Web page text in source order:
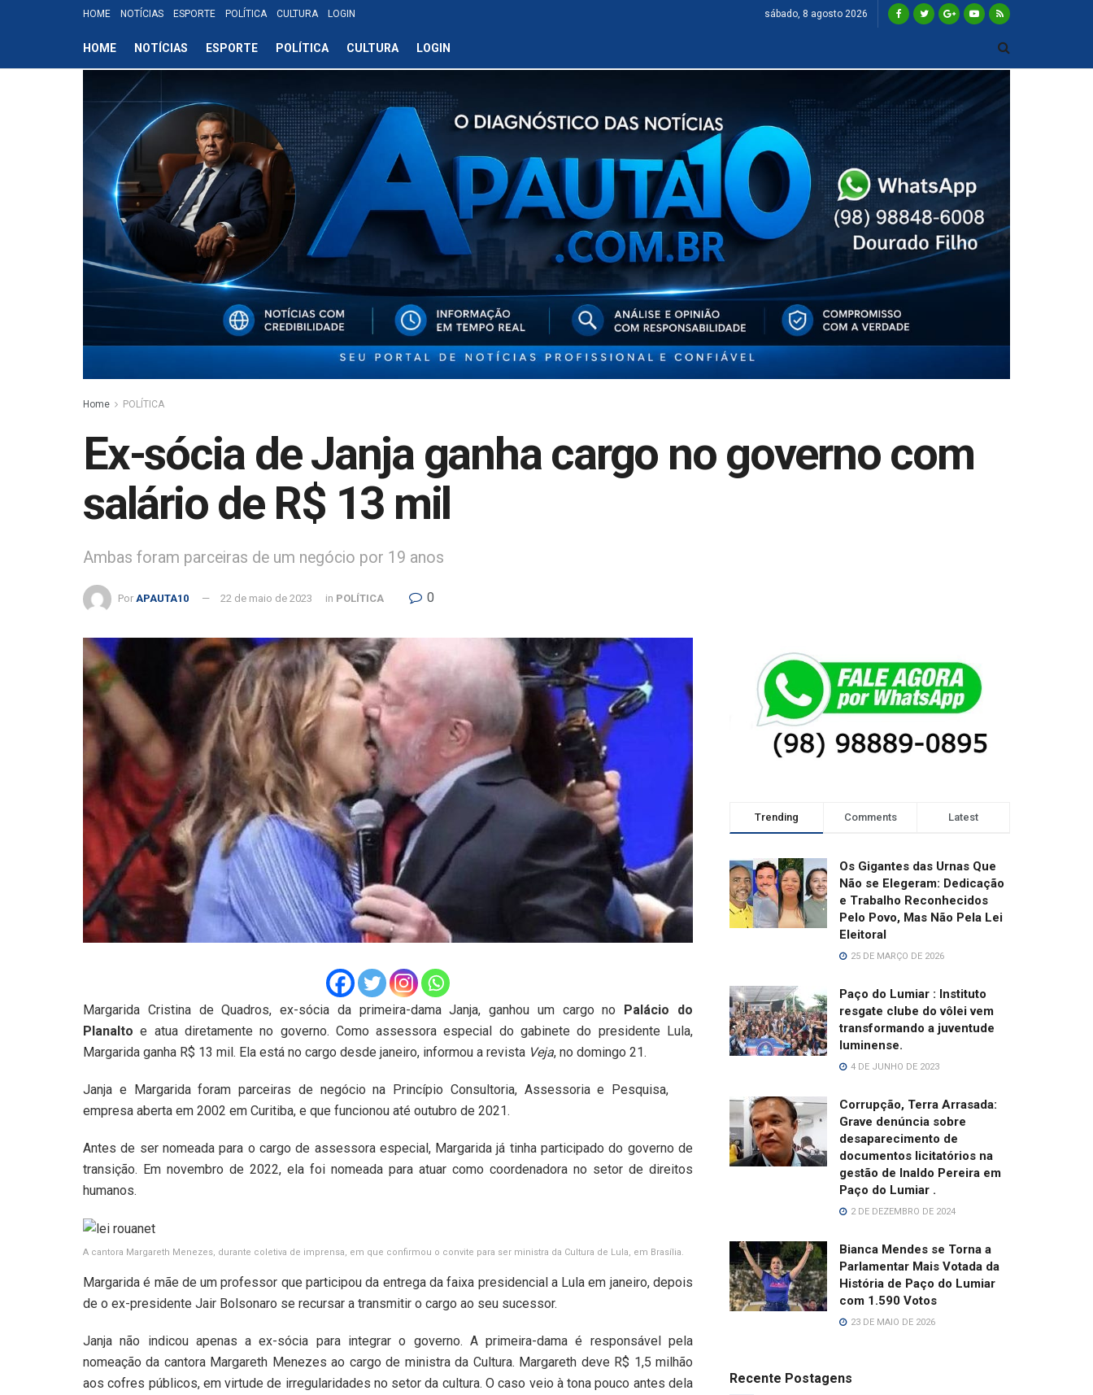
HOME NOTÍCIAS ESPORTE POLÍTICA CULTURA LOGIN sábado, 8 agosto 2026
HOME NOTÍCIAS ESPORTE POLÍTICA CULTURA LOGIN
Home POLÍTICA
Ex-sócia de Janja ganha cargo no governo com
salário de R$ 13 mil
Ambas foram parceiras de um negócio por 19 anos
Por APAUTA10 22 de maio de 2023 in POLÍTICA 0
Margarida Cristina de Quadros, ex-sócia da primeira-dama Janja, ganhou um cargo no Palácio do
Planalto e atua diretamente no governo. Como assessora especial do gabinete do presidente Lula,
Margarida ganha R$ 13 mil. Ela está no cargo desde janeiro, informou a revista Veja, no domingo 21.
Janja e Margarida foram parceiras de negócio na Princípio Consultoria, Assessoria e Pesquisa,
empresa aberta em 2002 em Curitiba, e que funcionou até outubro de 2021.
Antes de ser nomeada para o cargo de assessora especial, Margarida já tinha participado do governo de
transição. Em novembro de 2022, ela foi nomeada para atuar como coordenadora no setor de direitos
humanos.
A cantora Margareth Menezes, durante coletiva de imprensa, em que confirmou o convite para ser ministra da Cultura de Lula, em Brasília.
Margarida é mãe de um professor que participou da entrega da faixa presidencial a Lula em janeiro, depois
de o ex-presidente Jair Bolsonaro se recursar a transmitir o cargo ao seu sucessor.
Janja não indicou apenas a ex-sócia para integrar o governo. A primeira-dama é responsável pela
nomeação da cantora Margareth Menezes ao cargo de ministra da Cultura. Margareth deve R$ 1,5 milhão
aos cofres públicos, em virtude de irregularidades no setor da cultura. O caso veio à tona pouco antes dela
Trending Comments Latest
Os Gigantes das Urnas Que
Não se Elegeram: Dedicação
e Trabalho Reconhecidos
Pelo Povo, Mas Não Pela Lei
Eleitoral
25 DE MARÇO DE 2026
Paço do Lumiar : Instituto
resgate clube do vôlei vem
transformando a juventude
luminense.
4 DE JUNHO DE 2023
Corrupção, Terra Arrasada:
Grave denúncia sobre
desaparecimento de
documentos licitatórios na
gestão de Inaldo Pereira em
Paço do Lumiar .
2 DE DEZEMBRO DE 2024
Bianca Mendes se Torna a
Parlamentar Mais Votada da
História de Paço do Lumiar
com 1.590 Votos
23 DE MAIO DE 2026
Recente Postagens